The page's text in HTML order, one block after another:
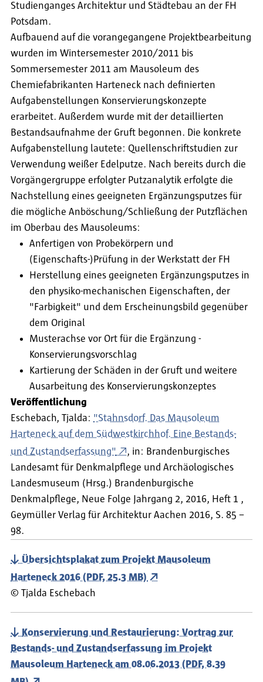
Studienganges Architektur und Städtebau an der FH
Potsdam.
Aufbauend auf die vorangegangene Projektbearbeitung
wurden im Wintersemester 2010/2011 bis
Sommersemester 2011 am Mausoleum des
Chemiefabrikanten Harteneck nach definierten
Aufgabenstellungen Konservierungskonzepte
erarbeitet. Außerdem wurde mit der detaillierten
Bestandsaufnahme der Gruft begonnen. Die konkrete
Aufgabenstellung lautete: Quellenschriftstudien zur
Verwendung weißer Edelputze. Nach bereits durch die
Vorgängergruppe erfolgter Putzanalytik erfolgte die
Nachstellung eines geeigneten Ergänzungsputzes für
die mögliche Anböschung/Schließung der Putzflächen
im Oberbau des Mausoleums:
Anfertigen von Probekörpern und
(Eigenschafts-)Prüfung in der Werkstatt der FH
Herstellung eines geeigneten Ergänzungsputzes in
den physiko-mechanischen Eigenschaften, der
"Farbigkeit" und dem Erscheinungsbild gegenüber
dem Original
Musterachse vor Ort für die Ergänzung -
Konservierungsvorschlag
Kartierung der Schäden in der Gruft und weitere
Ausarbeitung des Konservierungskonzeptes
Veröffentlichung
Eschebach, Tjalda: "Stahnsdorf. Das Mausoleum
Harteneck auf dem Südwestkirchhof. Eine Bestands-
und Zustandserfassung"
, in: Brandenburgisches
Landesamt für Denkmalpflege und Archäologisches
Landesmuseum (Hrsg.) Brandenburgische
Denkmalpflege, Neue Folge Jahrgang 2, 2016, Heft 1 ,
Geymüller Verlag für Architektur Aachen 2016, S. 85 –
98.
Übersichtsplakat zum Projekt Mausoleum
Harteneck 2016 (PDF, 25.3 MB)
© Tjalda Eschebach
Konservierung und Restaurierung: Vortrag zur
Bestands- und Zustandserfassung im Projekt
Mausoleum Harteneck am 08.06.2013 (PDF, 8.39